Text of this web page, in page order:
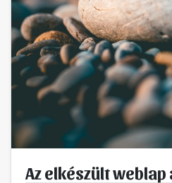
Az elkészült weblap